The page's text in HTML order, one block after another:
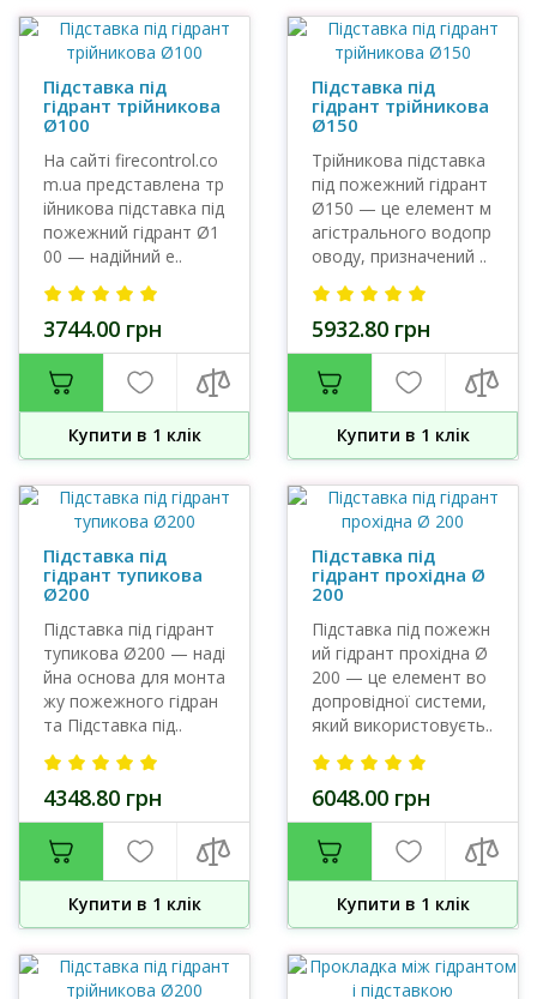
Підставка під
гідрант трійникова
Ø100
На сайті firecontrol.co
m.ua представлена тр
ійникова підставка під
пожежний гідрант Ø1
00 — надійний е..
3744.00 грн
Купити в 1 клiк
Підставка під
гідрант трійникова
Ø150
Трійникова підставка
під пожежний гідрант
Ø150 — це елемент м
агістрального водопр
оводу, призначений ..
5932.80 грн
Купити в 1 клiк
Підставка під
гідрант тупикова
Ø200
Підставка під гідрант
тупикова Ø200 — наді
йна основа для монта
жу пожежного гідран
та Підставка під..
4348.80 грн
Купити в 1 клiк
Підставка під
гідрант прохідна Ø
200
Підставка під пожежн
ий гідрант прохідна Ø
200 — це елемент во
допровідної системи,
який використовуєть..
6048.00 грн
Купити в 1 клiк